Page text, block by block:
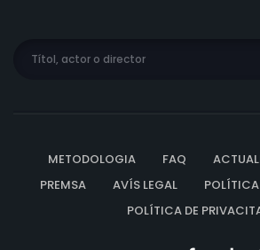
METODOLOGIA FAQ
PREMSA
AVÍS LEGAL
POLÍTICA DE